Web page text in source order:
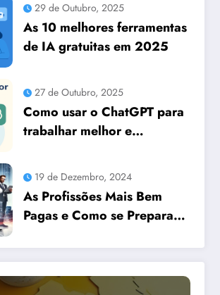
29 de Outubro, 2025
As 10 melhores ferramentas
de IA gratuitas em 2025
27 de Outubro, 2025
Como usar o ChatGPT para
trabalhar melhor e
19 de Dezembro, 2024
As Profissões Mais Bem
Pagas e Como se Preparar
Essenciais